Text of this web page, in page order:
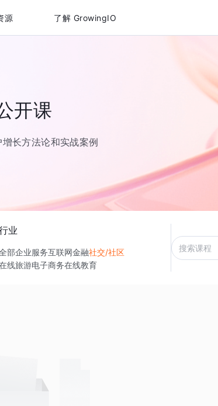
源 了解 GrowingIO
开课
长方法论和实战案例
业
部企业服务互联网金融社交/社区
线旅游电子商务在线教育